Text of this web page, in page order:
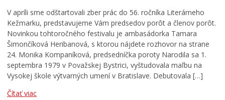
V apríli sme odštartovali zber prác do 56. ročníka Literárneho
Kežmarku, predstavujeme Vám predsedov porôt a členov porôt.
Novinkou tohtoročného festivalu je ambasádorka Tamara
Šimončíková Heribanová, s ktorou nájdete rozhovor na strane
24. Monika Kompaníková, predsedníčka poroty Narodila sa 1.
septembra 1979 v Považskej Bystrici, vyštudovala maľbu na
Vysokej škole výtvarných umení v Bratislave. Debutovala […]
Čítať viac